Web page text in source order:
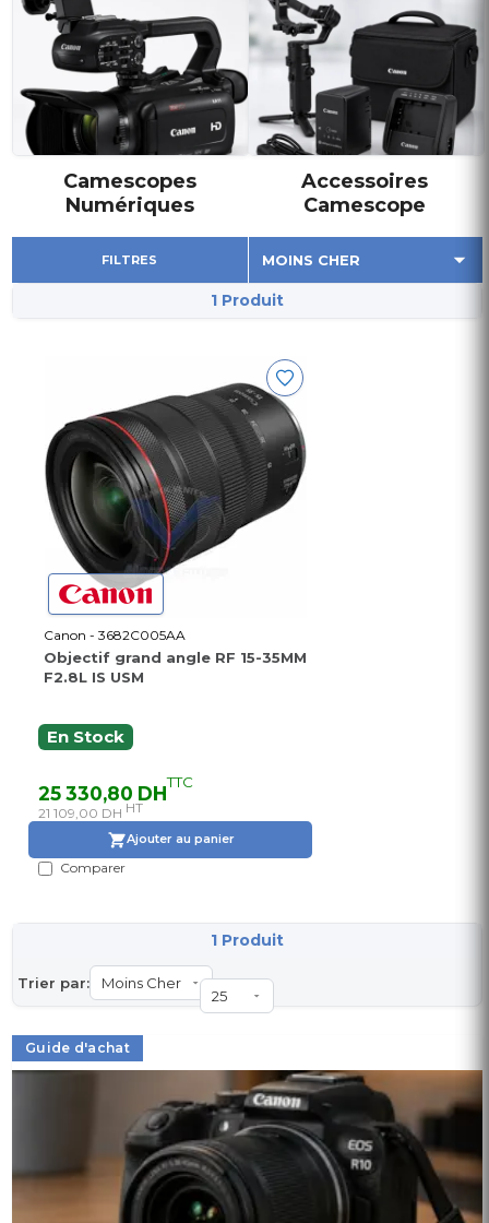
Camescopes
Numériques
Accessoires
Camescope
FILTRES
1 Produit
Canon - 3682C005AA
Objectif grand angle RF 15-35MM
F2.8L IS USM
En Stock
25 330,80 DHTTC
21 109,00 DH HT
Ajouter au panier
Comparer
Trier par:
1 Produit
Guide d'achat